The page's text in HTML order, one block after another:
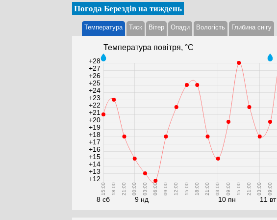
Погода Берездів на тиждень
Температура Тиск Вітер Опади Вологість Глибина снігу
Температура повітря, °С
8 сб
15:00 18:00 21:00
9 нд
00:00 03:00 06:00 09:00 12:00 15:00 18:00 21:00
10 пн
03:00 09:00 15:00 21:00
11 вт
03:00 09:00
+12
+13
+14
+15
+16
+17
+18
+19
+20
+21
+22
+23
+24
+25
+26
+27
+28